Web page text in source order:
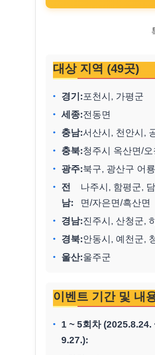
대상 지역 (49곳)
경기:포천시, 가평군
세종:전동면
충남:서산시, 천안시,
충북:청주시 옥산면/오
광주:북구, 광산구 어
전
남:
나주시, 함평군,
면/자은면/흑산면
경남:진주시, 산청군,
경북:안동시, 예천군,
울산:울주군
이벤트 기간 및 내
1 ~ 5회차 (2025.8.24.
9.27.):